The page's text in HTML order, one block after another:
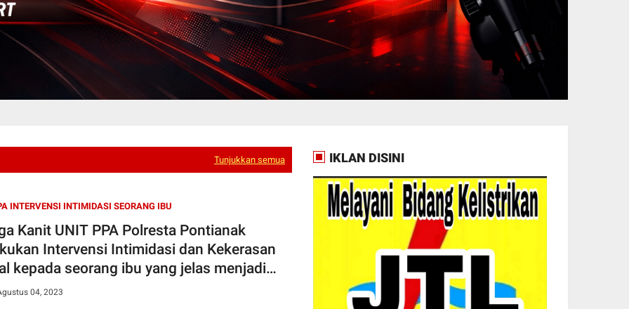
Tunjukkan semua
INTERVENSI INTIMIDASI SEORANG IBU
Kanit UNIT PPA Polresta Pontianak
Intervensi Intimidasi dan Kekerasan
kepada seorang ibu yang jelas menjadi
dan saksi
04, 2023
IKLAN DISINI